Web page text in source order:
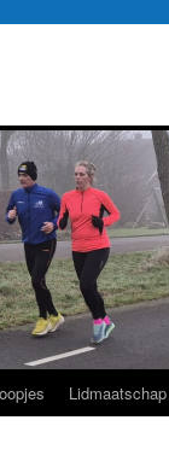
Lidmaatschap